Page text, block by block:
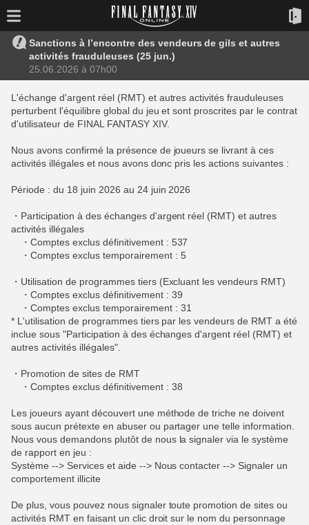
Sanctions à l’encontre des vendeurs de gils et autres
activités frauduleuses (25 jun.)
25.06.2026 à 07h00
L'échange d'argent réel (RMT) et autres activités frauduleuses
perturbent l'équilibre global du jeu et sont proscrites par le contrat
d'utilisateur de FINAL FANTASY XIV.
Nous avons confirmé la présence de joueurs se livrant à ces
activités illégales et nous avons donc pris les actions suivantes :
Période : du 18 juin 2026 au 24 juin 2026
・Participation à des échanges d'argent réel (RMT) et autres
activités illégales
・Comptes exclus définitivement : 537
・Comptes exclus temporairement : 5
・Utilisation de programmes tiers (Excluant les vendeurs RMT)
・Comptes exclus définitivement : 39
・Comptes exclus temporairement : 31
* L'utilisation de programmes tiers par les vendeurs de RMT a été
inclue sous "Participation à des échanges d'argent réel (RMT) et
autres activités illégales".
・Promotion de sites de RMT
・Comptes exclus définitivement : 38
Les joueurs ayant découvert une méthode de triche ne doivent
sous aucun prétexte en abuser ou partager une telle information.
Nous vous demandons plutôt de nous la signaler via le système
de rapport en jeu :
Système --> Services et aide --> Nous contacter --> Signaler un
comportement illicite
De plus, vous pouvez nous signaler toute promotion de sites ou
activités RMT en faisant un clic droit sur le nom du personnage